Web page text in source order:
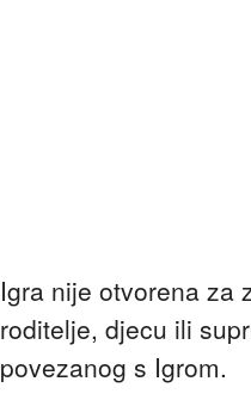
Igra nije otvorena za
roditelje, djecu ili
povezanog s Igrom.